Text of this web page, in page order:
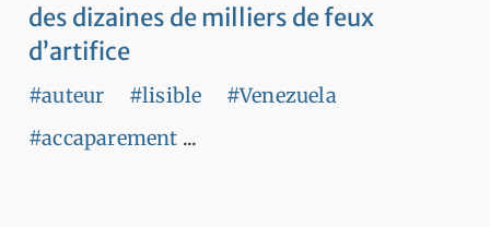
des dizaines de milliers de feux
d’artifice
#auteur #lisible
#Venezuela
#accaparement ...